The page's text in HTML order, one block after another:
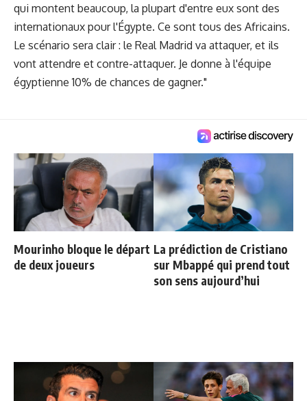
qui montent beaucoup, la plupart d'entre eux sont des
internationaux pour l'Égypte. Ce sont tous des Africains.
Le scénario sera clair : le Real Madrid va attaquer, et ils
vont attendre et contre-attaquer. Je donne à l'équipe
égyptienne 10% de chances de gagner."
Mourinho bloque le départ
de deux joueurs
La prédiction de Cristiano
sur Mbappé qui prend tout
son sens aujourd’hui